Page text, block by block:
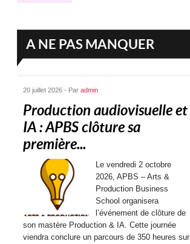
A NE PAS MANQUER
20 juillet 2026 - Paradmin
Production audiovisuelle et
IA : APBS clôture sa
première...
Le vendredi 2 octobre
2026, APBS – Arts &
Production Business
School organisera
l’événement de clôture de
son mastère Production & IA. Cette journée
viendra conclure un parcours de 350 heures sur